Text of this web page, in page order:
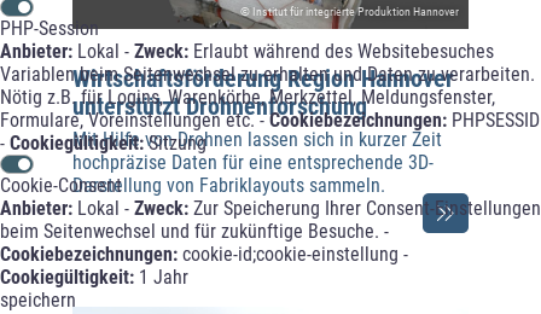
PHP-Session
Anbieter: Lokal - Zweck: Erlaubt während des Websitebesuches
Variablen beim Seitenwechsel zu erhalten und Daten zu verarbeiten.
Nötig z.B. für Logins, Warenkörbe, Merkzettel, Meldungsfenster,
Formulare, Voreinstellungen etc. -Cookiebezeichnungen: PHPSESSID
- Cookiegültigkeit:Sitzung
Cookie-Consent
Anbieter: Lokal - Zweck: Zur Speicherung Ihrer Consent-Einstellungen
beim Seitenwechsel und für zukünftige Besuche. -
Cookiebezeichnungen: cookie-id;cookie-einstellung -
Cookiegültigkeit: 1 Jahr
speichern
© Institut für integrierte Produktion Hannover
Wirtschaftsförderung Region Hannover
unterstützt Drohnenforschung
Mit Hilfe von Drohnen lassen sich in kurzer Zeit
hochpräzise Daten für eine entsprechende 3D-
Darstellung von Fabriklayouts sammeln.